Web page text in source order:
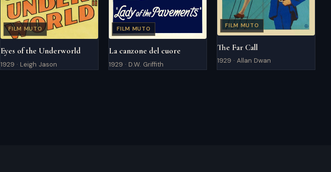
FILM MUTO
Eyes of the Underworld
1929 · Leigh Jason
FILM MUTO
La canzone del cuore
1929 · D.W. Griffith
FILM MUTO
The Far Call
1929 · Allan Dwan